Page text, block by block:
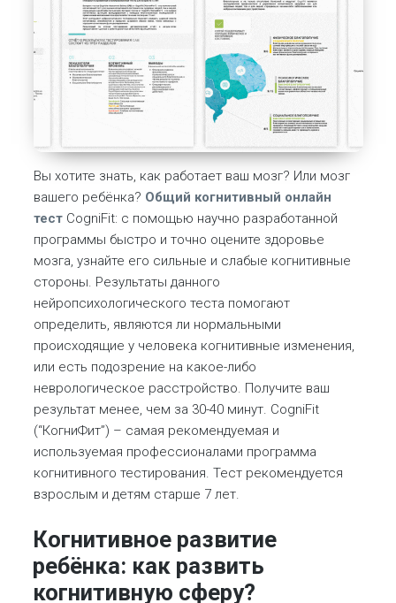
Вы хотите знать, как работает ваш мозг? Или мозг
вашего ребёнка? Общий когнитивный онлайн
тестCogniFit: с помощью научно разработанной
программы быстро и точно оцените здоровье
мозга, узнайте его сильные и слабые когнитивные
стороны. Результаты данного
нейропсихологического теста помогают
определить, являются ли нормальными
происходящие у человека когнитивные изменения,
или есть подозрение на какое-либо
неврологическое расстройство. Получите ваш
результат менее, чем за 30-40 минут. CogniFit
(“КогниФит”) – самая рекомендуемая и
используемая профессионалами программа
когнитивного тестирования. Тест рекомендуется
взрослым и детям старше 7 лет.
Когнитивное развитие
ребёнка: как развить
когнитивную сферу?